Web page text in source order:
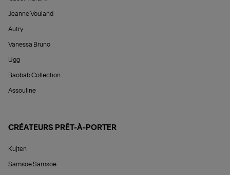
Jeanne Vouland
Autry
Vanessa Bruno
Ugg
Baobab Collection
Assouline
CRÉATEURS PRÊT-À-PORTER
Kujten
Samsoe Samsoe